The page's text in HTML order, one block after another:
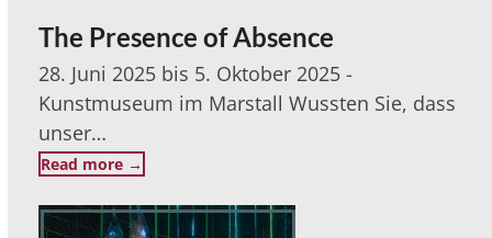
The Presence of Absence
28. Juni 2025 bis 5. Oktober 2025 -
Kunstmuseum im Marstall Wussten Sie, dass
unser…
Read more →